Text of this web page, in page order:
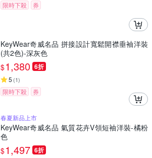
限時下殺 券
KeyWear奇威名品 拼接設計寬鬆開襟垂袖洋裝
(共2色)-深灰色
$1,380 6折
5 (1)
限時下殺 券
春夏新品上市
KeyWear奇威名品 氣質花卉V領短袖洋裝-橘粉
色
$1,497 6折